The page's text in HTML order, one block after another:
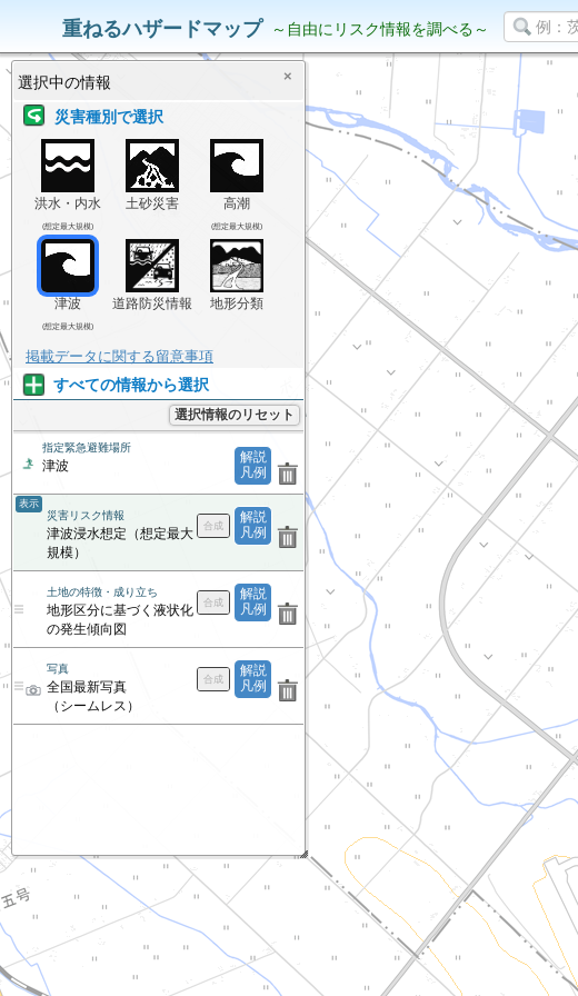
重ねるハザードマップ ～自由にリスク情報を調べる～
災害リスク情報
選択中の情報 ×
災害種別で選択
洪水・内水
(想定最大規模)
土砂災害 高潮
(想定最大規模)
津波
(想定最大規模)
道路防災情報 地形分類
掲載データに関する留意事項
すべての情報から選択
選択情報のリセット
解説
凡例
指定緊急避難場所
津波
解説
凡例
表示
災害リスク情報
津波浸水想定（想定最大
規模）
解説
凡例
土地の特徴・成り立ち
地形区分に基づく液状化
の発生傾向図
解説
凡例
写真
全国最新写真
（シームレス）